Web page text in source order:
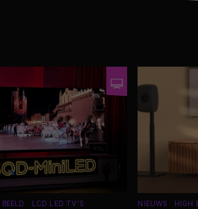
BEELD
LCD LED TV'S
NIEUWS HIGH